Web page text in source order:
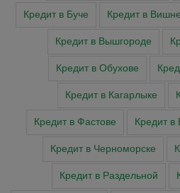
Кредит в Буче Кредит в
Кредит в Вышгороде
Кредит в Обухове
Кредит в Кагарлыке
Кредит в Фастове Кредит в
Кредит в Черноморске
Кредит в Раздельной